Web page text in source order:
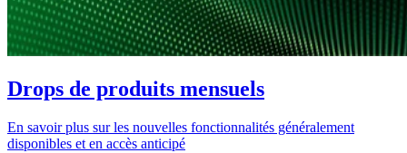
Drops de produits mensuels
En savoir plus sur les nouvelles fonctionnalités généralement
disponibles et en accès anticipé